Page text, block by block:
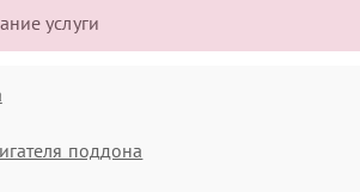
услуги
поддона